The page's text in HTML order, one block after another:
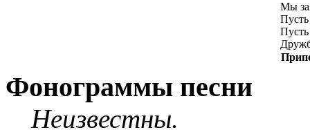
Мы за
Пусть
Фонограммы песни
Неизвестны.